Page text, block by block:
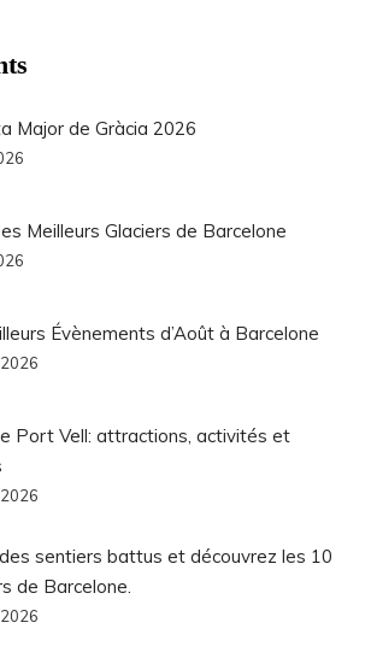
Major de Gràcia 2026
Meilleurs Glaciers de Barcelone
Évènements d’Août à Barcelone
Port Vell: attractions, activités et
sentiers battus et découvrez les 10
de Barcelone.